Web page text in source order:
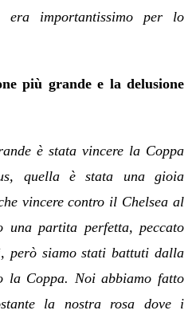
importantissimo per lo
più grande e la delusione
è stata vincere la Coppa
quella è stata una gioia
vincere contro il Chelsea al
una partita perfetta, peccato
però siamo stati battuti dalla
la Coppa. Noi abbiamo fatto
la nostra rosa dove i